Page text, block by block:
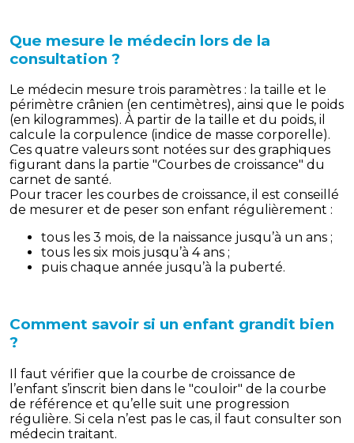
Que mesure le médecin lors de la
consultation ?
Le médecin mesure trois paramètres : la taille et le
périmètre crânien (en centimètres), ainsi que le poids
(en kilogrammes). À partir de la taille et du poids, il
calcule la corpulence (indice de masse corporelle).
Ces quatre valeurs sont notées sur des graphiques
figurant dans la partie "Courbes de croissance" du
carnet de santé.
Pour tracer les courbes de croissance, il est conseillé
de mesurer et de peser son enfant régulièrement :
tous les 3 mois, de la naissance jusqu’à un ans ;
tous les six mois jusqu’à 4 ans ;
puis chaque année jusqu’à la puberté.
Comment savoir si un enfant grandit bien
?
Il faut vérifier que la courbe de croissance de
l’enfant s’inscrit bien dans le "couloir" de la courbe
de référence et qu’elle suit une progression
régulière. Si cela n’est pas le cas, il faut consulter son
médecin traitant.